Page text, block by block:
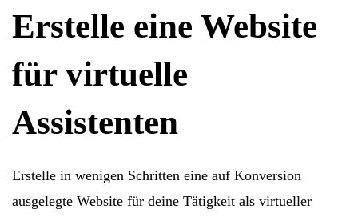
Erstelle eine Website
für virtuelle
Assistenten
Erstelle in wenigen Schritten eine auf Konversion
ausgelegte Website für deine Tätigkeit als virtueller